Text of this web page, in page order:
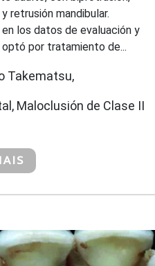
retrusión mandibular.
en los datos de evaluación y
por tratamiento de...
Takematsu,
Maloclusión de Clase II